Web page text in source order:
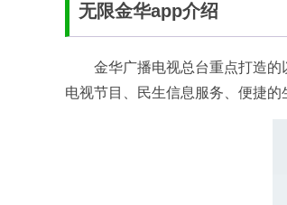
无限金华app介绍
金华广播电视总台重点打造
电视节目、民生信息服务、便捷